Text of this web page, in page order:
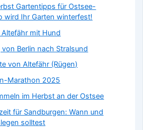
Gartentipps für Ostsee-
wird Ihr Garten winterfest!
mit Hund
Berlin nach Stralsund
von Altefähr (Rügen)
Marathon 2025
im Herbst an der Ostsee
für Sandburgen: Wann und
solltest